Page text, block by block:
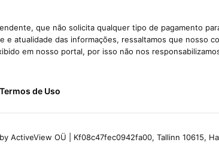
que não solicita qualquer tipo de pagamento
e atualidade das informações, ressaltamos que nosso
em nosso portal, por isso não nos
Termos de Uso
ActiveView OÜ | Kf08c47fec0942fa00, Tallinn 10615,